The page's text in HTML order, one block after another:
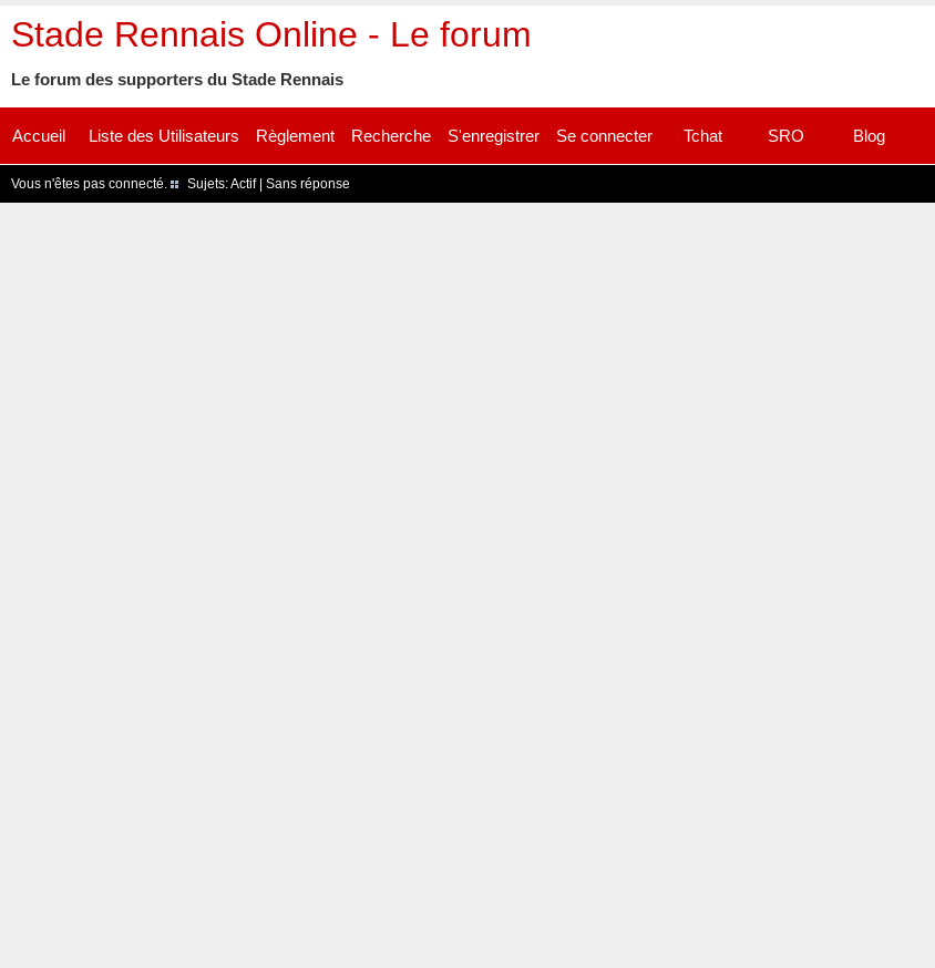
Stade Rennais Online - Le forum
Le forum des supporters du Stade Rennais
Accueil Liste des Utilisateurs Règlement Recherche S'enregistrer Se connecter Tchat SRO Blog
Vous n'êtes pas connecté. Sujets:Actif| Sans réponse